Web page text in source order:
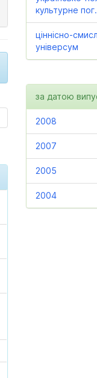
культурне
ціннісно-
універсум
за датою
2008
2007
2005
2004